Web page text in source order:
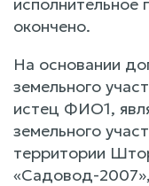
окончено.
На основании
земельного
истец ФИО1,
земельного
территории
«Садовод-